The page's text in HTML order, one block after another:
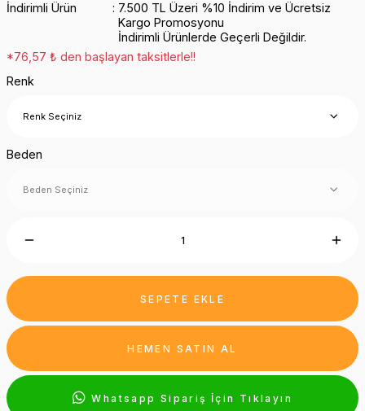
İndirimli Ürün
7.500 TL Üzeri %10 İndirim ve Ücretsiz
Kargo Promosyonu
İndirimli Ürünlerde Geçerli Değildir.
*76,57 ₺ den başlayan taksitlerle!!
Renk
Beden
SEPETE EKLE
HEMEN SATIN AL
Whatsapp Sipariş İçin Tıklayın